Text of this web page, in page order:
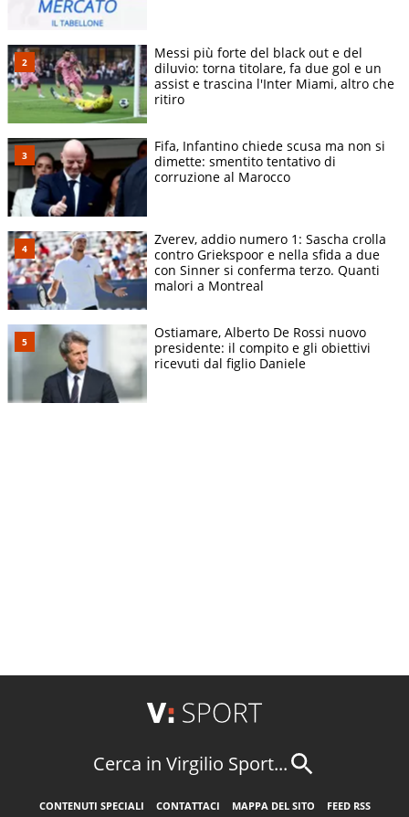
Messi più forte del black out e del
diluvio: torna titolare, fa due gol e un
assist e trascina l'Inter Miami, altro che
ritiro
Fifa, Infantino chiede scusa ma non si
dimette: smentito tentativo di
corruzione al Marocco
Zverev, addio numero 1: Sascha crolla
contro Griekspoor e nella sfida a due
con Sinner si conferma terzo. Quanti
malori a Montreal
Ostiamare, Alberto De Rossi nuovo
presidente: il compito e gli obiettivi
ricevuti dal figlio Daniele
Cerca in Virgilio Sport...
CONTENUTI SPECIALI CONTATTACI MAPPA DEL SITO
FEED RSS